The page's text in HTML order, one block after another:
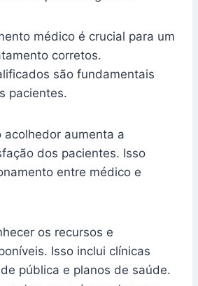
médico é crucial para um
corretos.
são fundamentais
pacientes.
aumenta a
dos pacientes. Isso
entre médico e
os recursos e
Isso inclui clínicas
pública e planos de saúde.